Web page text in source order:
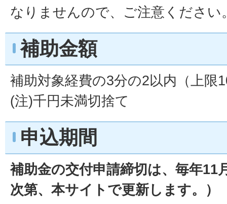
なりませんので、ご注意ください
補助金額
補助対象経費の3分の2以内（上限
(注)千円未満切捨て
申込期間
補助金の交付申請締切は、毎年11
次第、本サイトで更新します。）